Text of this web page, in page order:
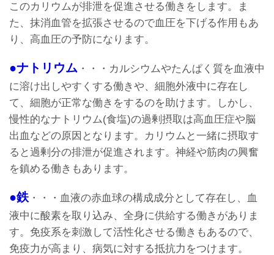
このカリウムが排泄を促進させる働きをします。ま
た、抹消血管を拡張させるので血圧を下げる作用もあ
り、高血圧の予防になります。
●ナトリウム ・・・カルシウムやたんぱく質を血液中
に溶け出しやすくする働きや、細胞外液中に存在し
て、細胞が正常な働きをするのを助けます。しかし、
慢性的なナトリウム(食塩)の過剰摂取は高血圧症や脳
出血などの原因となります。カリウムと一緒に摂取す
ると過剰分の排泄が促進されます。神経や筋肉の興奮
を鎮める働きもあります。
●鉄 ・・・血液の赤血球の構成成分として存在し、血
液中に酸素を取り込み、全身に供給する働きがありま
す。免疫系を刺激して活性化させる働きもあるので、
免疫力が高まり、病気に対する抵抗力をつけます。